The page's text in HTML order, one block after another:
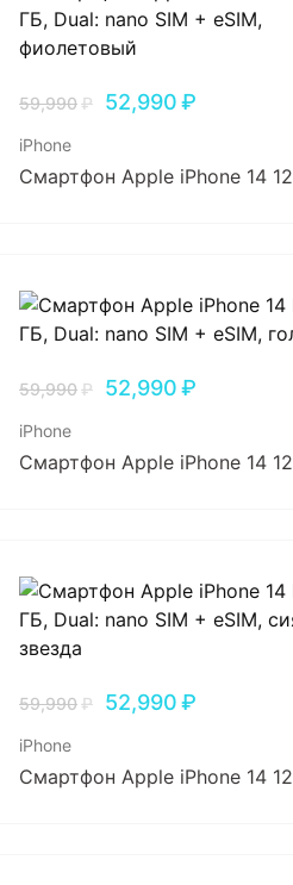
59,990₽ 52,990₽
iPhone
Смартфон Apple iPhone 14
59,990₽ 52,990₽
iPhone
Смартфон Apple iPhone 14
59,990₽ 52,990₽
iPhone
Смартфон Apple iPhone 14